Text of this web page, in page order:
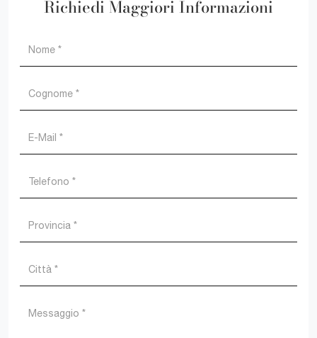
Richiedi Maggiori Informazioni